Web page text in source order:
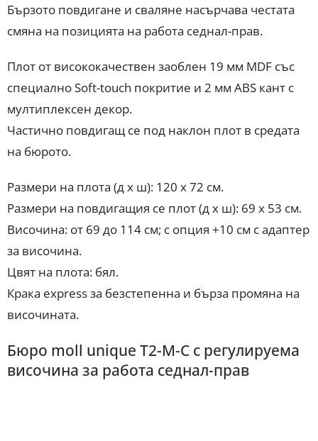
Бързото повдигане и сваляне насърчава честата
смяна на позицията на работа седнал-прав.
Плот oт висококачествен заоблен 19 мм MDF със
специално Soft-touch покритие и 2 мм ABS кант с
мултиплексен декор.
Частично повдигащ се под наклон плот в средата
на бюрото.
Размери на плота (д х ш): 120 х 72 см.
Размери на повдигащия се плот (д х ш): 69 х 53 см.
Височина: от 69 до 114 см; с опция +10 см с адаптер
за височина.
Цвят на плота: бял.
Крака express за безстепенна и бърза промяна на
височината.
Бюро moll unique T2-M-C с регулируема
височина за работа седнал-прав